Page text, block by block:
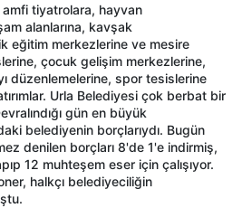
amfi tiyatrolara, hayvan
alanlarına, kavşak
eğitim merkezlerine ve mesire
çocuk gelişim merkezlerine,
düzenlemelerine, spor tesislerine
Urla Belediyesi çok berbat bir
gün en büyük
belediyenin borçlarıydı. Bugün
denilen borçları 8'de 1'e indirmiş,
12 muhteşem eser için çalışıyor.
halkçı belediyeciliğin